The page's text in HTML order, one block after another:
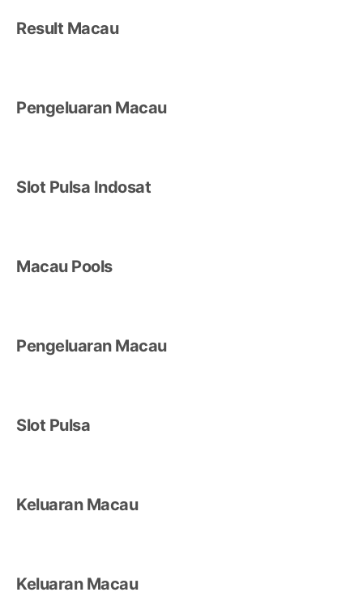
Result Macau
Pengeluaran Macau
Slot Pulsa Indosat
Macau Pools
Pengeluaran Macau
Slot Pulsa
Keluaran Macau
Keluaran Macau